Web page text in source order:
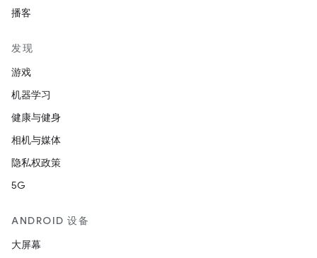
播客
发现
游戏
机器学习
健康与健身
相机与媒体
隐私权政策
5G
ANDROID 设备
大屏幕